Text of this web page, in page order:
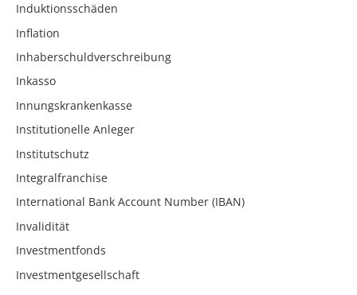
Induktionsschäden
Inflation
Inhaberschuldverschreibung
Inkasso
Innungskrankenkasse
Institutionelle Anleger
Institutschutz
Integralfranchise
International Bank Account Number (IBAN)
Invalidität
Investmentfonds
Investmentgesellschaft